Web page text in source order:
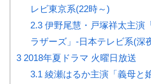
レビ東京系(22時～)
2.3伊野尾慧・戸塚祥太主演
ラザーズ」-日本テレビ系(深
3 2018年夏ドラマ 火曜日放送
3.1 綾瀬はるか主演「義母と